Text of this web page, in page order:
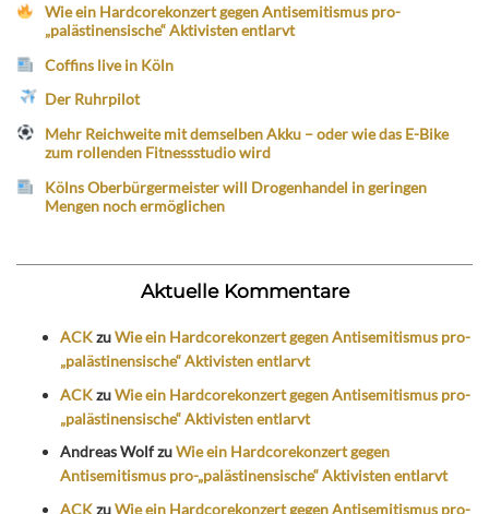
Wie ein Hardcorekonzert gegen Antisemitismus pro-
„palästinensische“ Aktivisten entlarvt
Coffins live in Köln
Der Ruhrpilot
Mehr Reichweite mit demselben Akku – oder wie das E-Bike
zum rollenden Fitnessstudio wird
Kölns Oberbürgermeister will Drogenhandel in geringen
Mengen noch ermöglichen
Aktuelle Kommentare
ACKzuWie ein Hardcorekonzert gegen Antisemitismus pro-
„palästinensische“ Aktivisten entlarvt
ACKzuWie ein Hardcorekonzert gegen Antisemitismus pro-
„palästinensische“ Aktivisten entlarvt
Andreas WolfzuWie ein Hardcorekonzert gegen
Antisemitismus pro-„palästinensische“ Aktivisten entlarvt
ACKzuWie ein Hardcorekonzert gegen Antisemitismus pro-